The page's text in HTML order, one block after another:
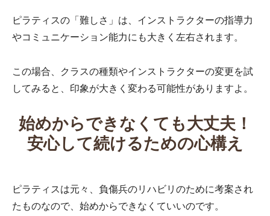
ピラティスの「難しさ」は、インストラクターの指導力
やコミュニケーション能力にも大きく左右されます。
この場合、クラスの種類やインストラクターの変更を試
してみると、印象が大きく変わる可能性がありますよ。
始めからできなくても大丈夫！
安心して続けるための心構え
ピラティスは元々、負傷兵のリハビリのために考案され
たものなので、始めからできなくていいのです。